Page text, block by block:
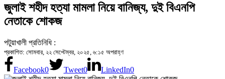
জুলাই শহীদ হত্যা মামলা নিয়ে বানিজ্য, দুই বিএনপি
নেতাকে শোকজ
পটুয়াখালী প্রতিনিধি :
প্রকাশিত: সোমবার, ২২ সেপ্টেম্বর, ২০২৫, ৬:১৫ অপরাহ্ণ
Facebook0 Tweet0 LinkedIn0